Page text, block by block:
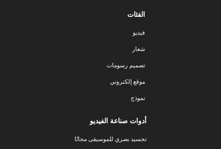
الفئات
فيديو
شعار
تصميم رسومات
موقع إلكتروني
نموذج
أدوات صناعة الفيديو
تجسيد بصري للموسيقى مجانًا